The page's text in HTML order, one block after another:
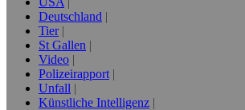
Deutschland
Tier
St Gallen
Video
Polizeirapport
Unfall
Künstliche Intelligenz